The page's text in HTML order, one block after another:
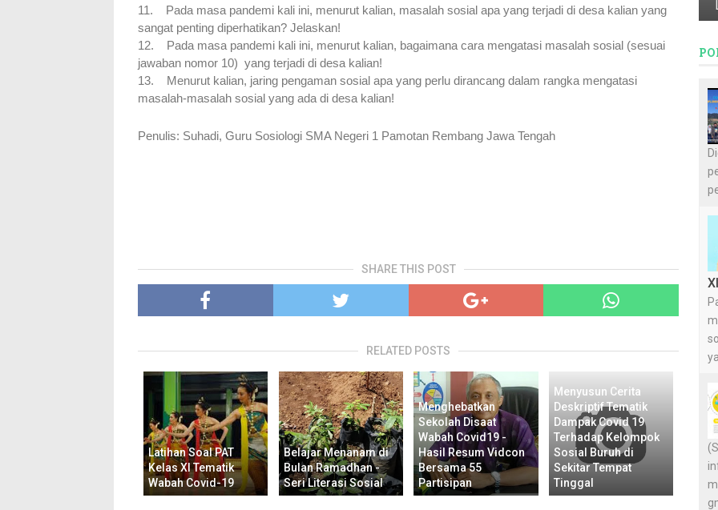
11.
Pada masa pandemi kali ini, menurut kalian, masalah sosial apa yang terjadi di desa kalian yang
sangat penting diperhatikan? Jelaskan!
12.
Pada masa pandemi kali ini, menurut kalian, bagaimana cara mengatasi masalah sosial (sesuai
jawaban nomor 10)  yang terjadi di desa kalian!
13.
Menurut kalian, jaring pengaman sosial apa yang perlu dirancang dalam rangka mengatasi
masalah-masalah sosial yang ada di desa kalian!
Penulis: Suhadi, Guru Sosiologi SMA Negeri 1 Pamotan Rembang Jawa Tengah
SHARE THIS POST
RELATED POSTS
Latihan Soal PAT
Kelas XI Tematik
Wabah Covid-19
Belajar Menanam di
Bulan Ramadhan -
Seri Literasi Sosial
Menghebatkan
Sekolah Disaat
Wabah Covid19 -
Hasil Resum Vidcon
Bersama 55
Partisipan
Menyusun Cerita
Deskriptif Tematik
Dampak Covid 19
Terhadap Kelompok
Sosial Buruh di
Sekitar Tempat
Tinggal
XI